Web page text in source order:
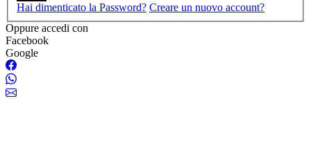
Hai dimenticato la Password? Creare un nuovo account?
Oppure accedi con
Facebook
Google